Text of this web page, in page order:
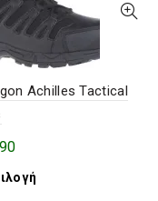
Achilles Tactical